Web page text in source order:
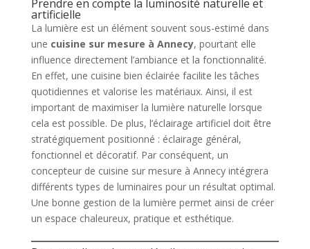
Prendre en compte la luminosité naturelle et
artificielle
La lumière est un élément souvent sous-estimé dans
une cuisine sur mesure à Annecy, pourtant elle
influence directement l’ambiance et la fonctionnalité.
En effet, une cuisine bien éclairée facilite les tâches
quotidiennes et valorise les matériaux. Ainsi, il est
important de maximiser la lumière naturelle lorsque
cela est possible. De plus, l’éclairage artificiel doit être
stratégiquement positionné : éclairage général,
fonctionnel et décoratif. Par conséquent, un
concepteur de cuisine sur mesure à Annecy intégrera
différents types de luminaires pour un résultat optimal.
Une bonne gestion de la lumière permet ainsi de créer
un espace chaleureux, pratique et esthétique.